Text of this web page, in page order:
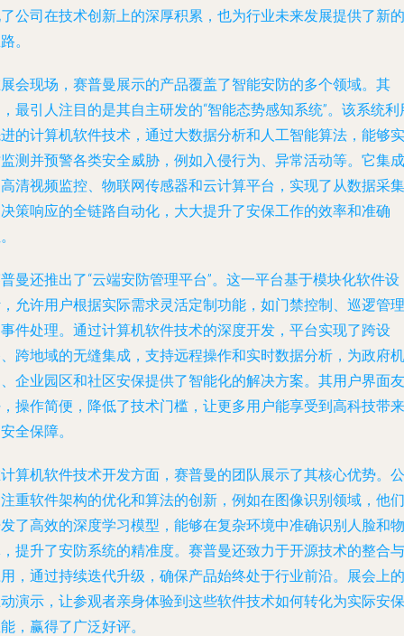
公司在技术创新上的深厚积累，也为行业未来发展提供了新的
。
会现场，赛普曼展示的产品覆盖了智能安防的多个领域。其
最引人注目的是其自主研发的“智能态势感知系统”。该系统利
的计算机软件技术，通过大数据分析和人工智能算法，能够实
测并预警各类安全威胁，例如入侵行为、异常活动等。它集成
清视频监控、物联网传感器和云计算平台，实现了从数据采集
策响应的全链路自动化，大大提升了安保工作的效率和准确
曼还推出了“云端安防管理平台”。这一平台基于模块化软件设
允许用户根据实际需求灵活定制功能，如门禁控制、巡逻管理
件处理。通过计算机软件技术的深度开发，平台实现了跨设
跨地域的无缝集成，支持远程操作和实时数据分析，为政府机
企业园区和社区安保提供了智能化的解决方案。其用户界面友
操作简便，降低了技术门槛，让更多用户能享受到高科技带来
全保障。
算机软件技术开发方面，赛普曼的团队展示了其核心优势。公
重软件架构的优化和算法的创新，例如在图像识别领域，他们
了高效的深度学习模型，能够在复杂环境中准确识别人脸和物
提升了安防系统的精准度。赛普曼还致力于开源技术的整合与
，通过持续迭代升级，确保产品始终处于行业前沿。展会上的
演示，让参观者亲身体验到这些软件技术如何转化为实际安保
，赢得了广泛好评。